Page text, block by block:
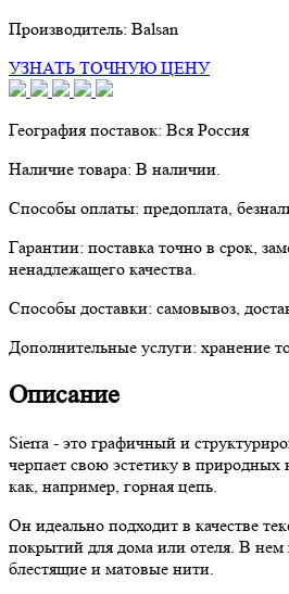
Производитель: Balsan
УЗНАТЬ ТОЧНУЮ ЦЕНУ
География поставок: Вся Россия
Наличие товара: В наличии.
Способы оплаты: предоплата,
Гарантии: поставка точно в срок,
ненадлежащего качества.
Способы доставки: самовывоз,
Дополнительные услуги: хранение
Описание
Sierra - это графичный и
черпает свою эстетику в природных
как, например, горная цепь.
Он идеально подходит в качестве
покрытий для дома или отеля. В нем
блестящие и матовые нити.